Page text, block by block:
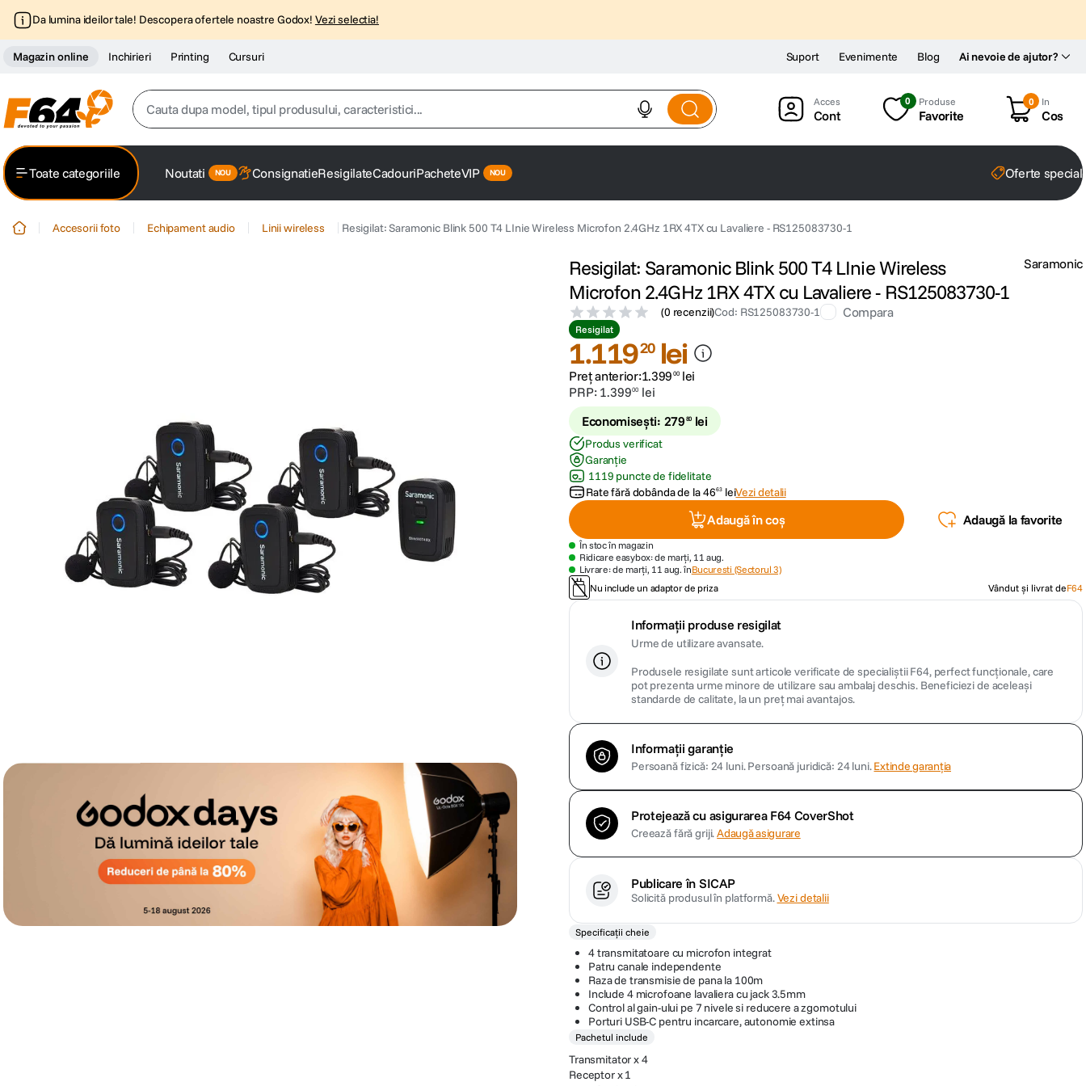
Da lumina ideilor tale! Descopera ofertele noastre Godox! Vezi selectia!
Magazin online Inchirieri Printing Cursuri Ai nevoie de ajutor?
Suport Evenimente Blog
Cauta dupa model, tipul produsului, caracteristici...
2. trepied
7 sony fx
card memorie
9 dji mic mini
dji osmo
Cont
0 Produse
Favorite
0 In
Cos
Toate categoriile Noutati ConsignatieResigilateCadouriPacheteVIP Oferte
Accesorii foto Echipament audio Linii wireless Resigilat: Saramonic Blink 500 T4 LInie Wireless Microfon 2.4GHz 1RX 4TX cu Lavaliere - RS125083730-1
Resigilat: Saramonic Blink 500 T4 LInie Wireless
Microfon 2.4GHz 1RX 4TX cu Lavaliere - RS125083730-1
(0 recenzii)Cod: RS125083730-1 Compara
Saramonic
Resigilat
1.11920 lei
Preț anterior:1.399 00 lei
PRP: 1.39900 lei
Economisești: 279 80 lei
Produs verificat
Garanție
1119 puncte de fidelitate
Rate fără dobânda de la4663 leiVezi detalii
Adaugă în coș Adaugă la favorite
În stoc în magazin
Ridicare easybox: de marți, 11 aug.
Livrare: de marți, 11 aug. înBucuresti (Sectorul 3)
Nu include un adaptor de priza
Vândut și livrat deF64
Informații produse resigilat
Urme de utilizare avansate.
Produsele resigilate sunt articole verificate de specialiștii F64, perfect funcționale, care
pot prezenta urme minore de utilizare sau ambalaj deschis. Beneficiezi de aceleași
standarde de calitate, la un preț mai avantajos.
Informații garanție
Persoană fizică: 24 luni.Persoană juridică: 24 luni.Extinde garanția
Protejează cu asigurarea F64 CoverShot
Creează fără griji.Adaugă asigurare
Publicare în SICAP
Solicită produsul în platformă.Vezi detalii
Specificații cheie
4 transmitatoare cu microfon integrat
Patru canale independente
Raza de transmisie de pana la 100m
Include 4 microfoane lavaliera cu jack 3.5mm
Control al gain-ului pe 7 nivele si reducere a zgomotului
Porturi USB-C pentru incarcare, autonomie extinsa
Pachetul include
Transmitator x 4
Receptor x 1